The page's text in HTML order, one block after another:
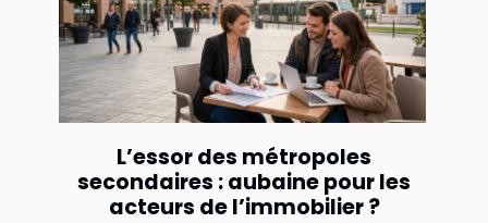
L’essor des métropoles
secondaires : aubaine pour les
acteurs de l’immobilier ?